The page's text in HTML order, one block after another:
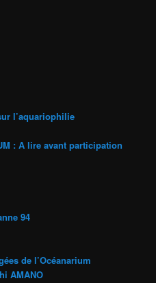
l’aquariophilie
: A lire avant participation
94
de l’Océanarium
AMANO